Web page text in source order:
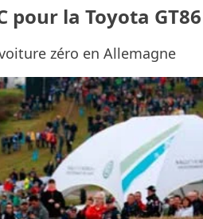
pour la Toyota GT86
zéro en Allemagne